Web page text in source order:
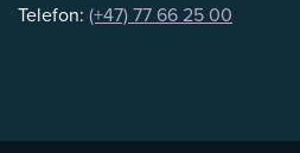
Telefon: (+47) 77 66 25 00